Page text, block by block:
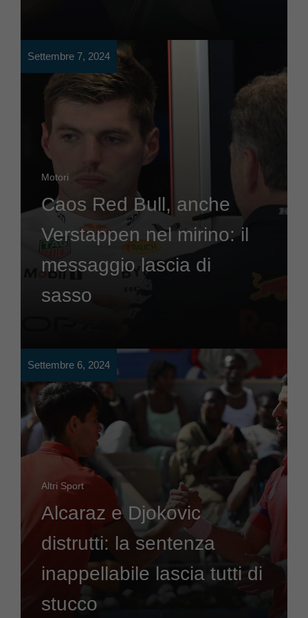
Settembre 7, 2024
Motori
Caos Red Bull, anche
Verstappen nel mirino: il
messaggio lascia di
sasso
Settembre 6, 2024
Altri Sport
Alcaraz e Djokovic
distrutti: la sentenza
inappellabile lascia tutti di
stucco